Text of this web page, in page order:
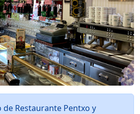
de Restaurante Pentxo y